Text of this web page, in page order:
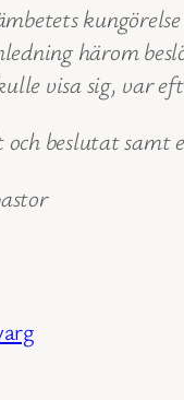
härom
visa sig, var
beslutat